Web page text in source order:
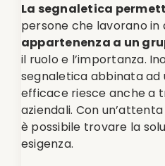
La segnaletica
persone che lavorano in
appartenenza a un
il ruolo e l’importanza.
segnaletica abbinata ad
efficace riesce anche a
aziendali. Con
è possibile trovare la
esigenza.